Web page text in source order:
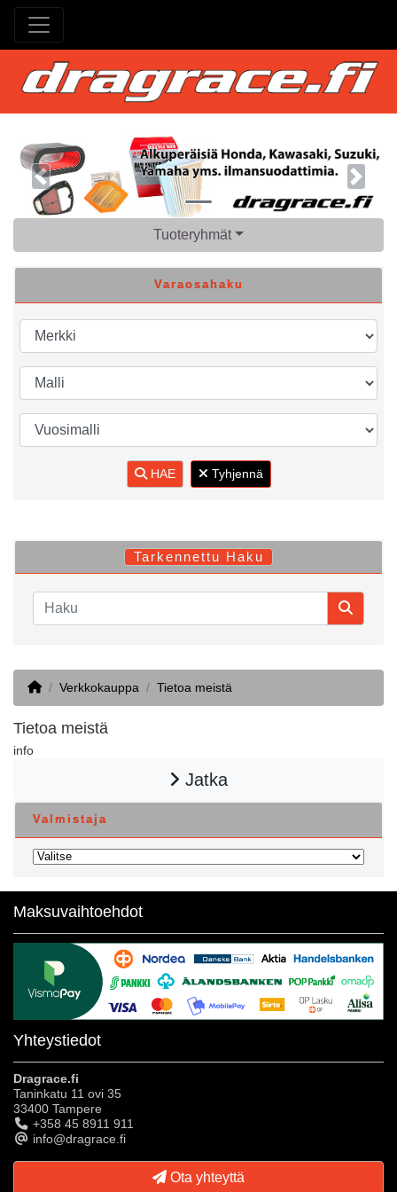
Previous Next
Tuoteryhmät
Varaosahaku
HAE Tyhjennä
Tarkennettu Haku
HomeVerkkokauppa Tietoa meistä
Tietoa meistä
info
Jatka
Valmistaja
Maksuvaihtoehdot
Yhteystiedot
Dragrace.fi
Taninkatu 11 ovi 35
33400 Tampere
+358 45 8911 911
info@dragrace.fi
Ota yhteyttä